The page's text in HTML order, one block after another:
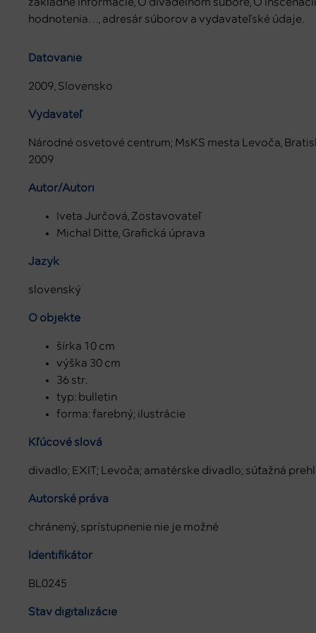
základné informácie, O divadelnom súbore, O inscenácií
hodnotenia…, adresár súborov a vydavateľské údaje.
Datovanie
2009, Slovensko
Vydavateľ
Národné osvetové centrum; MsKS mesta Levoča,
2009
Autor/Autori
Iveta Jurčová, Zostavovateľ
Michal Ditte, Grafická úprava
Jazyk
slovenský
O objekte
šírka 10 cm
výška 30 cm
36 str.
typ: bulletin
forma: farebný; ilustrácie
Kľúčové slová
divadlo; EXIT; Levoča; amatérske divadlo; súťažná
Autorské práva
chránený, sprístupnenie nie je možné
Identifikátor
BL0245
Stav digitalizácie